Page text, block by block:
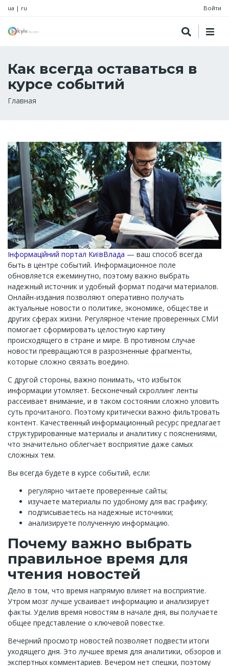
ua | ru Войти
Как всегда оставаться в
курсе событий
Строка
Главная
Інформаційний портал КиївВлада — ваш способ всегда
быть в центре событий. Информационное поле
обновляется ежеминутно, поэтому важно выбрать
надежный источник и удобный формат подачи материалов.
Онлайн-издания позволяют оперативно получать
актуальные новости о политике, экономике, обществе и
других сферах жизни. Регулярное чтение проверенных СМИ
помогает сформировать целостную картину
происходящего в стране и мире. В противном случае
новости превращаются в разрозненные фрагменты,
которые сложно связать воедино.
С другой стороны, важно понимать, что избыток
информации утомляет. Бесконечный скроллинг ленты
рассеивает внимание, и в таком состоянии сложно уловить
суть прочитаного. Поэтому критически важно фильтровать
контент. Качественный информационный ресурс предлагает
структурированные материалы и аналитику с пояснениями,
что значительно облегчает восприятие даже самых
сложных тем.
Вы всегда будете в курсе событий, если:
регулярно читаете проверенные сайты;
изучаете материалы по удобному для вас графику;
подписываетесь на надежные источники;
анализируете полученную информацию.
Почему важно выбрать
правильное время для
чтения новостей
Дело в том, что время напрямую влияет на восприятие.
Утром мозг лучше усваивает информацию и анализирует
факты. Уделив время новостям в начале дня, вы получаете
общее представление о ключевой повестке.
Вечерний просмотр новостей позволяет подвести итоги
уходящего дня. Это лучшее время для аналитики, обзоров и
экспертных комментариев. Вечером нет спешки, поэтому